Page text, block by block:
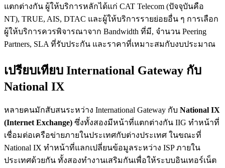
แตกต่างกัน ผู้ให้บริการหลักได้แก่ CAT Telecom (ปัจจุบันคือ
NT), TRUE, AIS, DTAC และผู้ให้บริการรายย่อยอื่น ๆ การเลือก
ผู้ให้บริการควรพิจารณาจาก Bandwidth ที่มี, จำนวน Peering
Partners, SLA ที่รับประกัน และราคาที่เหมาะสมกับงบประมาณ
เปรียบเทียบ International Gateway กับ
National IX
หลายคนมักสับสนระหว่าง International Gateway กับ National IX
(Internet Exchange) ซึ่งทั้งสองมีหน้าที่แตกต่างกัน IIG ทำหน้าที่
เชื่อมต่อเครือข่ายภายในประเทศกับต่างประเทศ ในขณะที่
National IX ทำหน้าที่แลกเปลี่ยนข้อมูลระหว่าง ISP ภายใน
ประเทศด้วยกัน ทั้งสองทำงานเสริมกันเพื่อให้ระบบอินเทอร์เน็ต